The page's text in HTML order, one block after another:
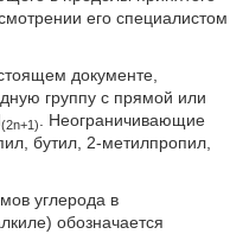
его специалистом
документе,
группу с прямой или
(2n+1)
. Неограничивающие
бутил, 2-метилпропил,
углерода в
обозначается